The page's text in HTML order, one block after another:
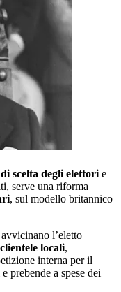
scelta degli elettori e
serve una riforma
, sul modello britannico
l’eletto
clientele locali,
interna per il
prebende a spese dei